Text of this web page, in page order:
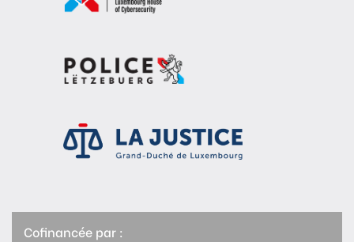
Cofinancée par :